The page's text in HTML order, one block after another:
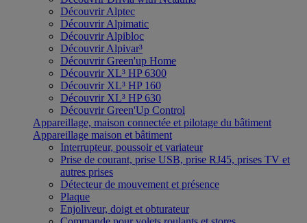
Découvrir Alptec
Découvrir Alpimatic
Découvrir Alpibloc
Découvrir Alpivar³
Découvrir Green'up Home
Découvrir XL³ HP 6300
Découvrir XL³ HP 160
Découvrir XL³ HP 630
Découvrir Green'Up Control
Appareillage, maison connectée et pilotage du bâtiment
Appareillage maison et bâtiment
Interrupteur, poussoir et variateur
Prise de courant, prise USB, prise RJ45, prises TV et
autres prises
Détecteur de mouvement et présence
Plaque
Enjoliveur, doigt et obturateur